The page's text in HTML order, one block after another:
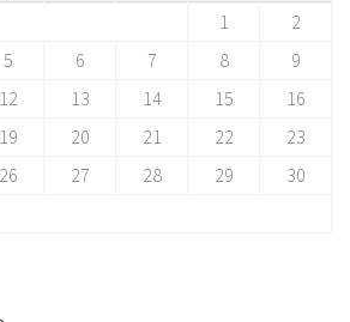
1
2
5 6 7 8
9
12 13 14 15
16
19 20 21 22
23
26 27 28 29
30